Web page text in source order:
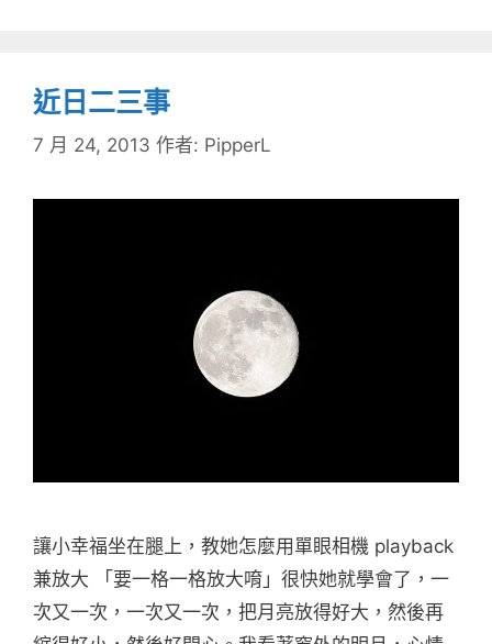
近日二三事
7 月 24, 2013 作者: PipperL
讓小幸福坐在腿上，教她怎麼用單眼相機 playback
兼放大 「要一格一格放大唷」很快她就學會了，一
次又一次，一次又一次，把月亮放得好大，然後再